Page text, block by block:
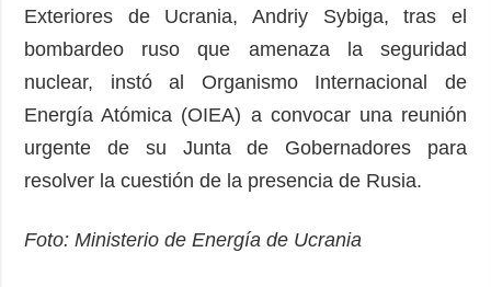
Exteriores de Ucrania, Andriy Sybiga, tras el
bombardeo ruso que amenaza la seguridad
nuclear, instó al Organismo Internacional de
Energía Atómica (OIEA) a convocar una reunión
urgente de su Junta de Gobernadores para
resolver la cuestión de la presencia de Rusia.
Foto: Ministerio de Energía de Ucrania